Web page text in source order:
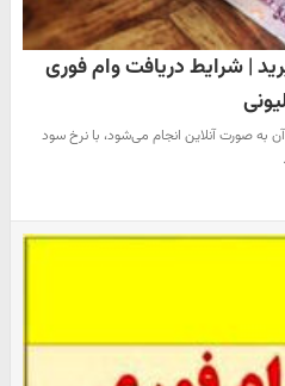
| شرایط دریافت وام فوری
آن به صورت آنلاین انجام می‌شود، با نرخ سود